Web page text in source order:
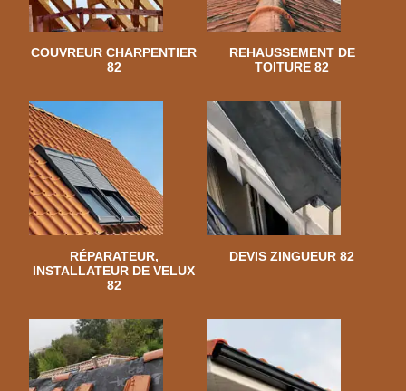
COUVREUR CHARPENTIER
82
REHAUSSEMENT DE
TOITURE 82
RÉPARATEUR,
INSTALLATEUR DE VELUX
82
DEVIS ZINGUEUR 82